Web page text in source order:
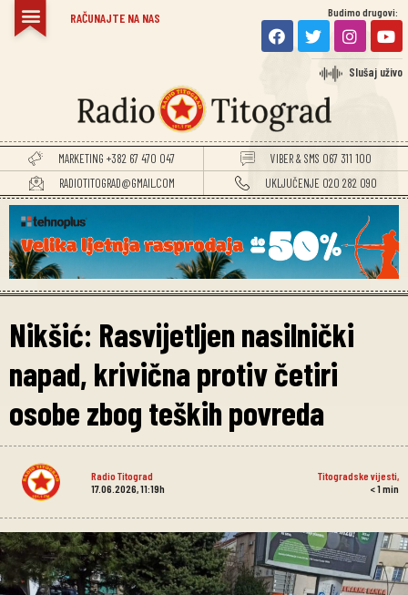
RAČUNAJTE NA NAS Budimo drugovi:
Slušaj uživo
MARKETING +382 67 470 047
VIBER & SMS 067 311 100
RADIOTITOGRAD@GMAIL.COM
UKLJUČENJE 020 282 090
Nikšić: Rasvijetljen nasilnički
napad, krivična protiv četiri
osobe zbog teških povreda
Radio Titograd Titogradske vijesti
17.06.2026, 11:19h
< 1 min